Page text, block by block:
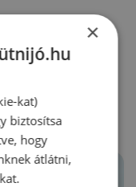
×
kat)
biztosítsa
hogy
átlátni,